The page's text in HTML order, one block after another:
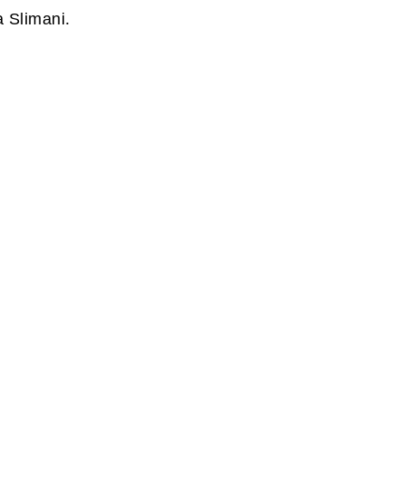
Slimani.